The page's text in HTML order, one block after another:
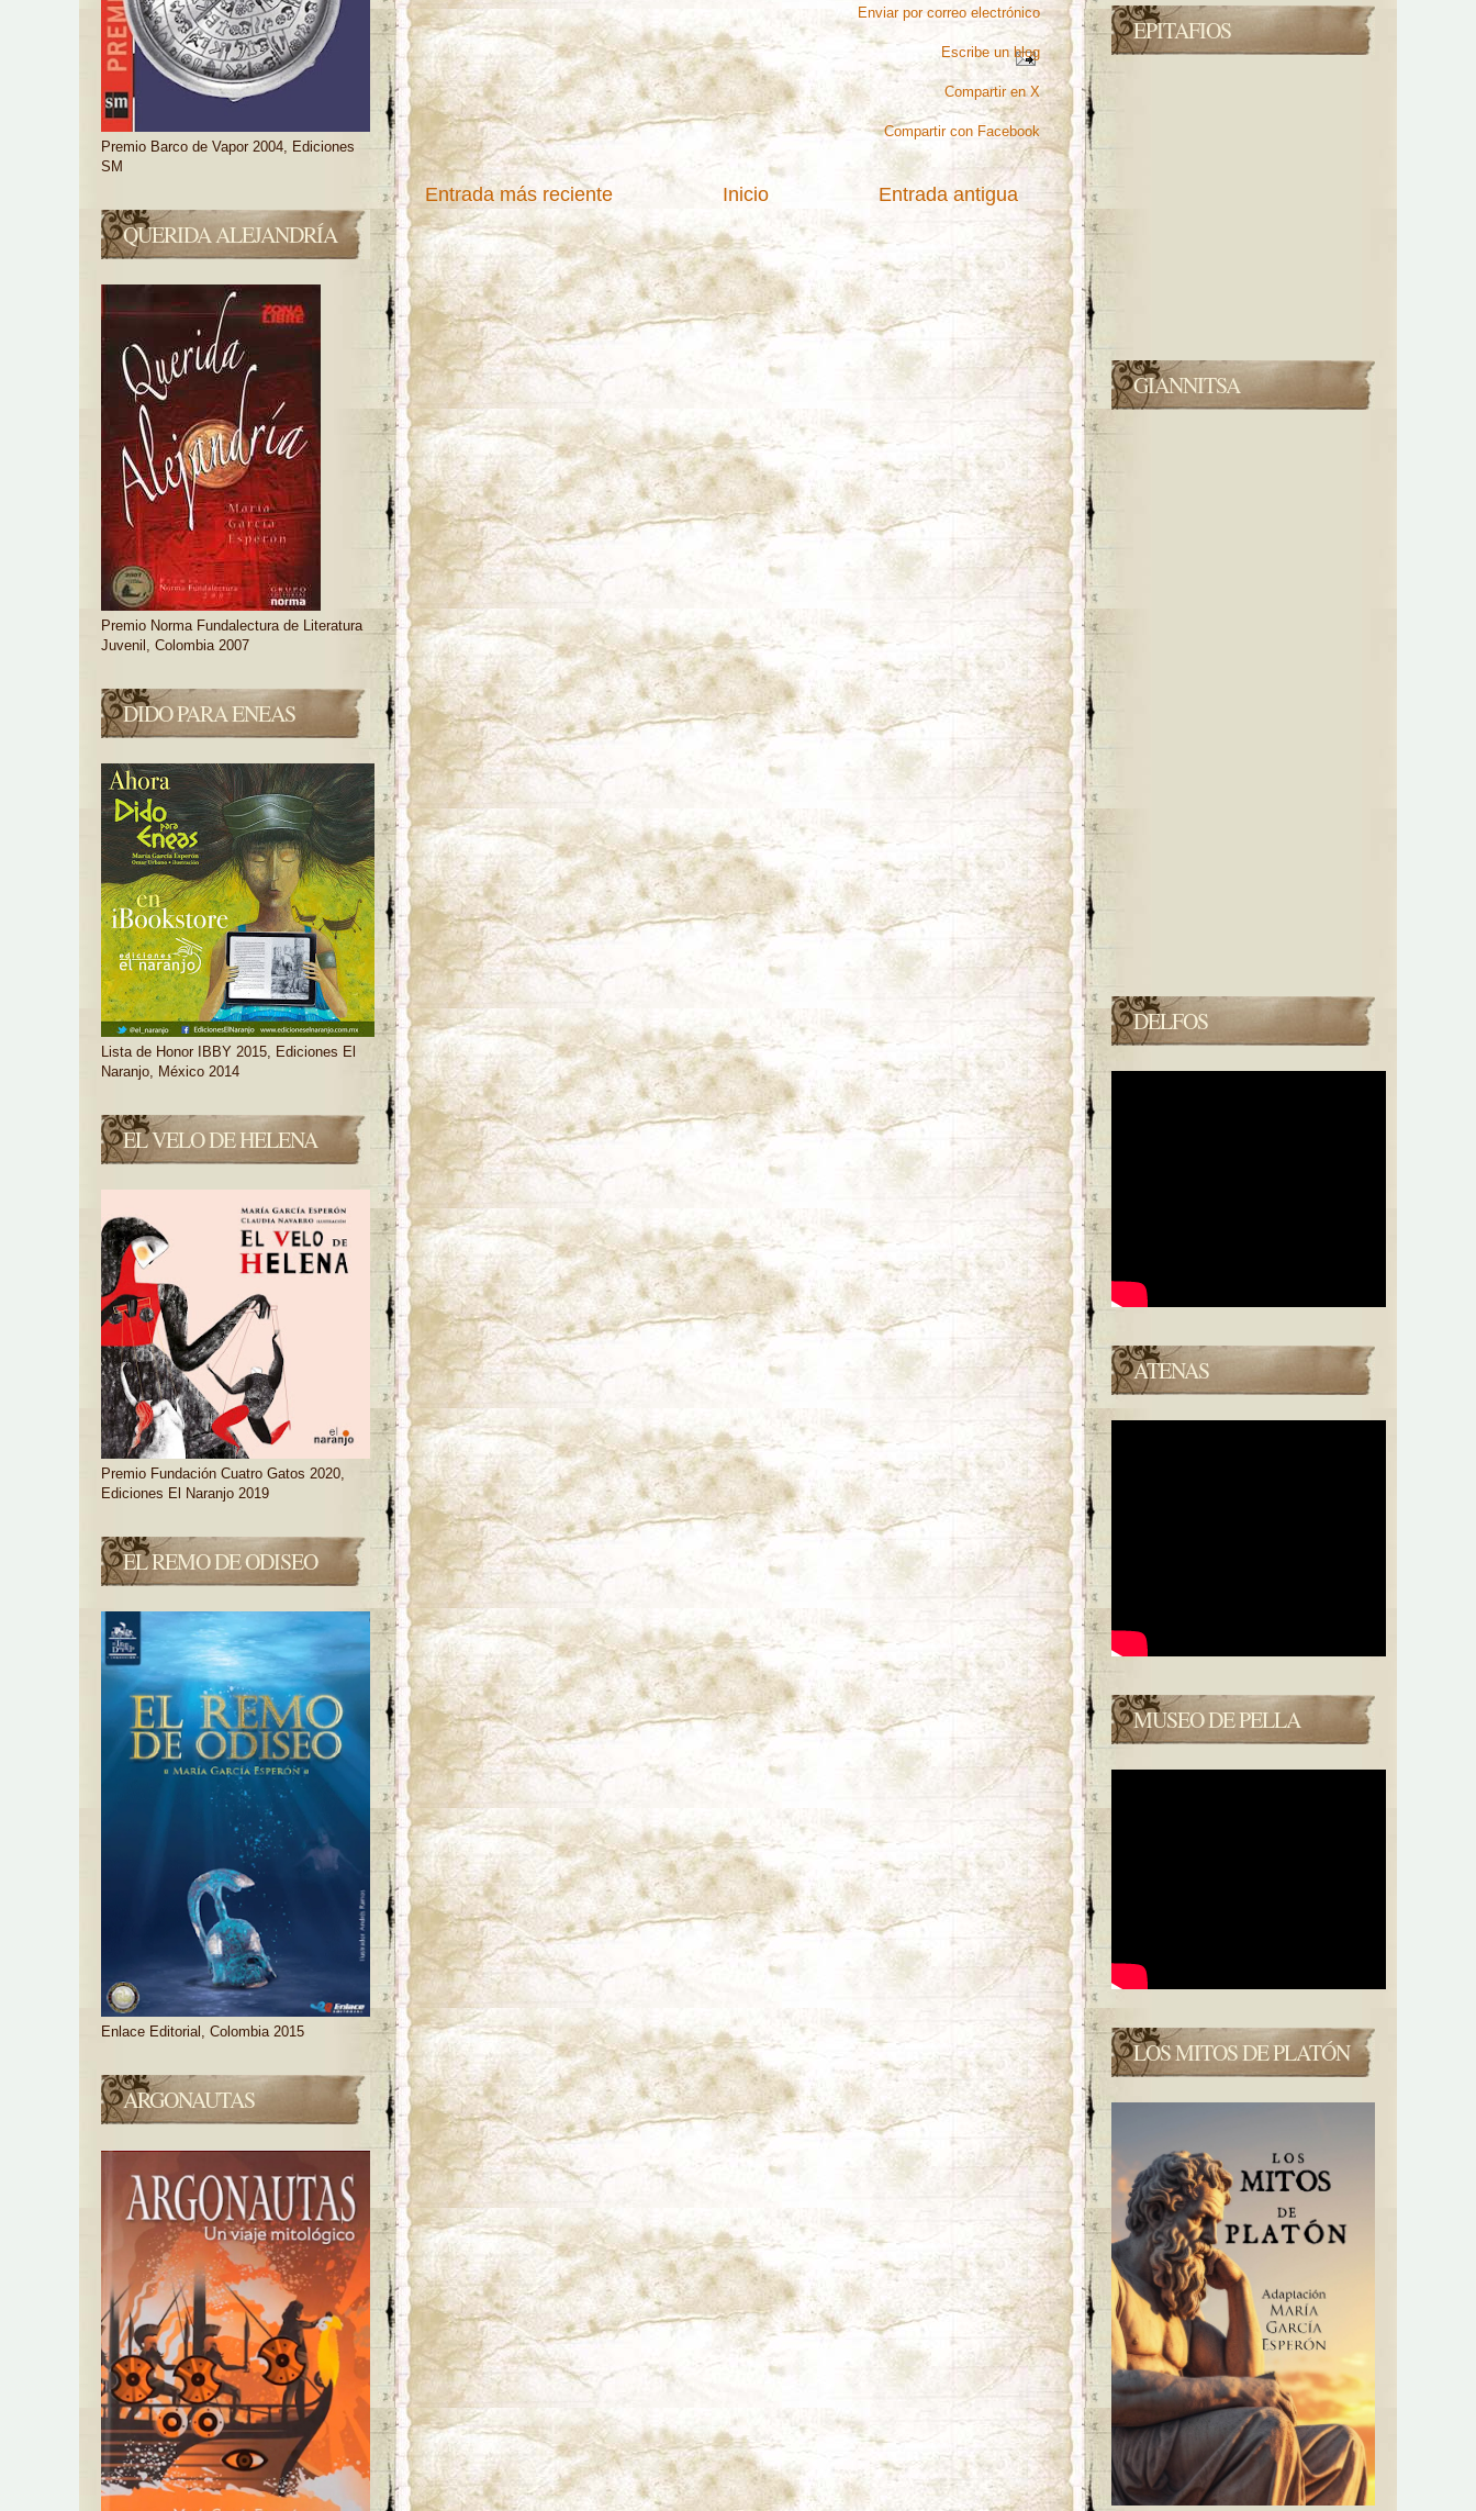
Premio Barco de Vapor 2004, Ediciones
SM
QUERIDA ALEJANDRÍA
Premio Norma Fundalectura de Literatura
Juvenil, Colombia 2007
DIDO PARA ENEAS
Lista de Honor IBBY 2015, Ediciones El
Naranjo, México 2014
EL VELO DE HELENA
Premio Fundación Cuatro Gatos 2020,
Ediciones El Naranjo 2019
EL REMO DE ODISEO
Enlace Editorial, Colombia 2015
ARGONAUTAS
Enviar por correo electrónico
Escribe un blog
Compartir en X
Compartir con Facebook
Entrada más reciente Entrada antigua
Inicio
EPITAFIOS
GIANNITSA
DELFOS
ATENAS
MUSEO DE PELLA
LOS MITOS DE PLATÓN